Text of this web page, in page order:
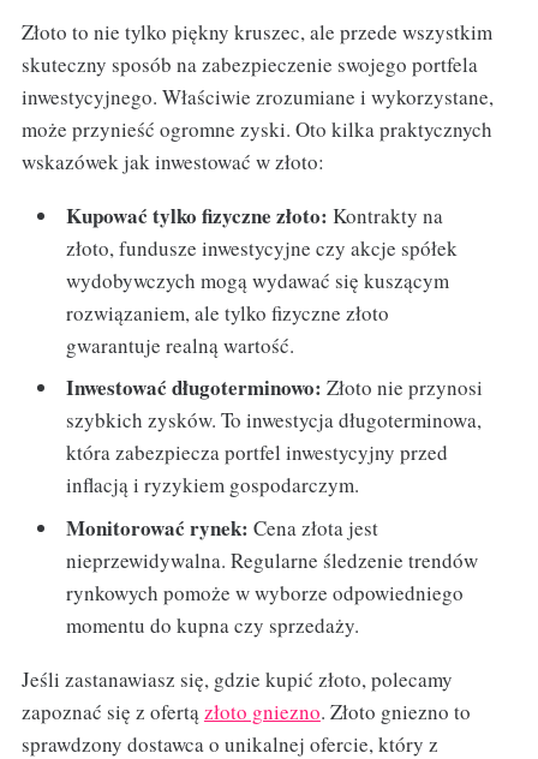
Złoto to nie tylko piękny kruszec, ale przede wszystkim
skuteczny sposób na zabezpieczenie swojego portfela
inwestycyjnego. Właściwie zrozumiane i wykorzystane,
może przynieść ogromne zyski. Oto kilka praktycznych
wskazówek jak inwestować w złoto:
Kupować tylko fizyczne złoto: Kontrakty na
złoto, fundusze inwestycyjne czy akcje spółek
wydobywczych mogą wydawać się kuszącym
rozwiązaniem, ale tylko fizyczne złoto
gwarantuje realną wartość.
Inwestować długoterminowo: Złoto nie przynosi
szybkich zysków. To inwestycja długoterminowa,
która zabezpiecza portfel inwestycyjny przed
inflacją i ryzykiem gospodarczym.
Monitorować rynek: Cena złota jest
nieprzewidywalna. Regularne śledzenie trendów
rynkowych pomoże w wyborze odpowiedniego
momentu do kupna czy sprzedaży.
Jeśli zastanawiasz się, gdzie kupić złoto, polecamy
zapoznać się z ofertązłoto gniezno. Złoto gniezno to
sprawdzony dostawca o unikalnej ofercie, który z